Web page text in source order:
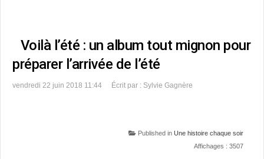
Voilà l’été : un album tout mignon pour
préparer l’arrivée de l’été
vendredi 22 juin 2018 11:44 Écrit par : Sylvie Gagnère
Published in Une histoire chaque soir
Affichages : 3507